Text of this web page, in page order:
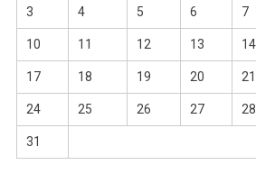
3 4 5 6 7
10 11 12 13 14
17 18 19 20 21
24 25 26 27 28
31